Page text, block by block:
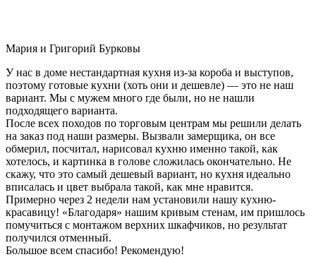
Мария и Григорий Бурковы
У нас в доме нестандартная кухня из-за короба и выступов,
поэтому готовые кухни (хоть они и дешевле) — это не наш
вариант. Мы с мужем много где были, но не нашли
подходящего варианта.
После всех походов по торговым центрам мы решили делать
на заказ под наши размеры. Вызвали замерщика, он все
обмерил, посчитал, нарисовал кухню именно такой, как
хотелось, и картинка в голове сложилась окончательно. Не
скажу, что это самый дешевый вариант, но кухня идеально
вписалась и цвет выбрала такой, как мне нравится.
Примерно через 2 недели нам установили нашу кухню-
красавицу! «Благодаря» нашим кривым стенам, им пришлось
помучиться с монтажом верхних шкафчиков, но результат
получился отменный.
Большое всем спасибо! Рекомендую!